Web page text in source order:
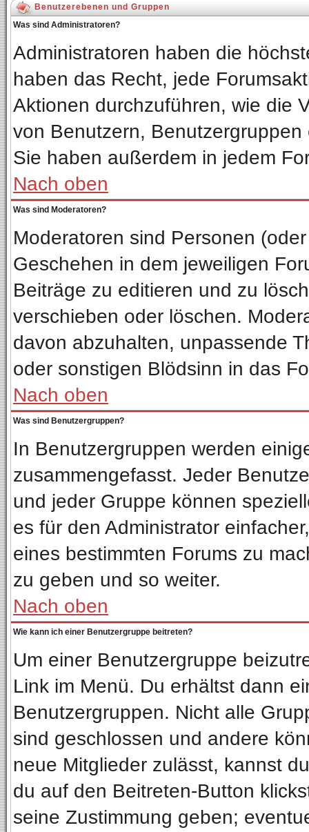
Benutzerebenen und Gruppen
Was sind Administratoren?
Administratoren haben die
haben das Recht, jede
Aktionen durchzuführen, wie die
von Benutzern,
Sie haben außerdem in jedem
Nach oben
Was sind Moderatoren?
Moderatoren sind Personen
Geschehen in dem jeweiligen
Beiträge zu editieren und zu
verschieben oder löschen.
davon abzuhalten, unpassende
oder sonstigen Blödsinn in das
Nach oben
Was sind Benutzergruppen?
In Benutzergruppen werden
zusammengefasst. Jeder
und jeder Gruppe können
es für den Administrator
eines bestimmten Forums zu
zu geben und so weiter.
Nach oben
Wie kann ich einer Benutzergruppe beitreten?
Um einer Benutzergruppe
Link im Menü. Du erhältst dann
Benutzergruppen. Nicht alle
sind geschlossen und andere
neue Mitglieder zulässt, kannst
du auf den Beitreten-Button
seine Zustimmung geben;